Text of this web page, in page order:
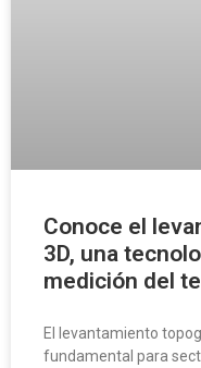
Conoce el
3D, una
medición del
El levantamiento
fundamental para